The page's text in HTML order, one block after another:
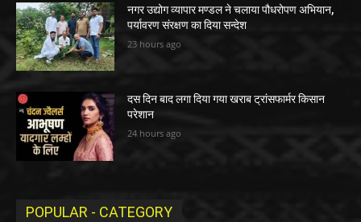
नगर उद्योग व्यापार मण्डल ने चलाया पौधरोपण अभियान,
पर्यावरण संरक्षण का दिया सन्देश
23 hours ago
दस दिन बाद लगा दिया गया खराब ट्रांसफार्मर किसान
परेशान
24 hours ago
POPULAR - CATEGORY